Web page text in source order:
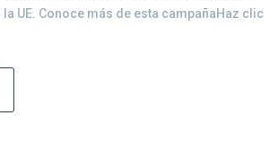
UE. Conoce más de esta campañaHaz clic